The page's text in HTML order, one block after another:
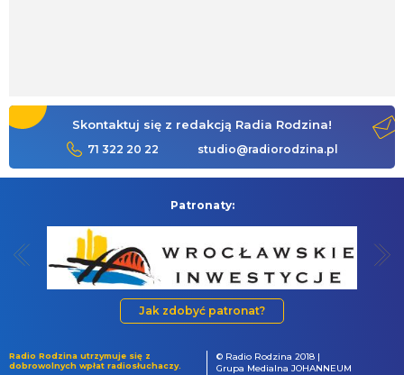
Skontaktuj się z redakcją Radia Rodzina!
71 322 20 22 studio@radiorodzina.pl
Patronaty:
Jak zdobyć patronat?
Radio Rodzina utrzymuje się z
dobrowolnych wpłat radiosłuchaczy.
© Radio Rodzina 2018 |
Grupa Medialna JOHANNEUM